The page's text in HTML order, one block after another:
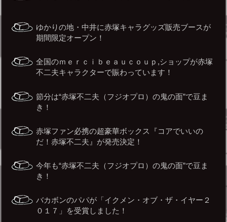
ゆかりの地・中井に赤塚キャラグッズ販売ブースが
期間限定オープン！
全国のｍｅｒｃｉｂｅａｕｃｏｕｐ,ショップが赤塚
不二夫キャラクターで賑わっています！
節分は“赤塚不二夫（フジオプロ）の鬼の面”で豆ま
き！
赤塚ファン必携の超豪華ボックス『コアでいいの
だ！赤塚不二夫』が発売決定！
今年も“赤塚不二夫（フジオプロ）の鬼の面”で豆ま
き！
バカボンのパパが「イクメン・オブ・ザ・イヤー２
０１７」を受賞しました！